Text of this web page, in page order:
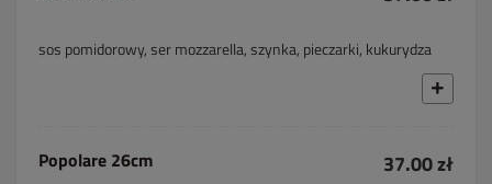
sos pomidorowy, ser mozzarella, szynka, pieczarki, kukurydza
Popolare 26cm 37.00 zł